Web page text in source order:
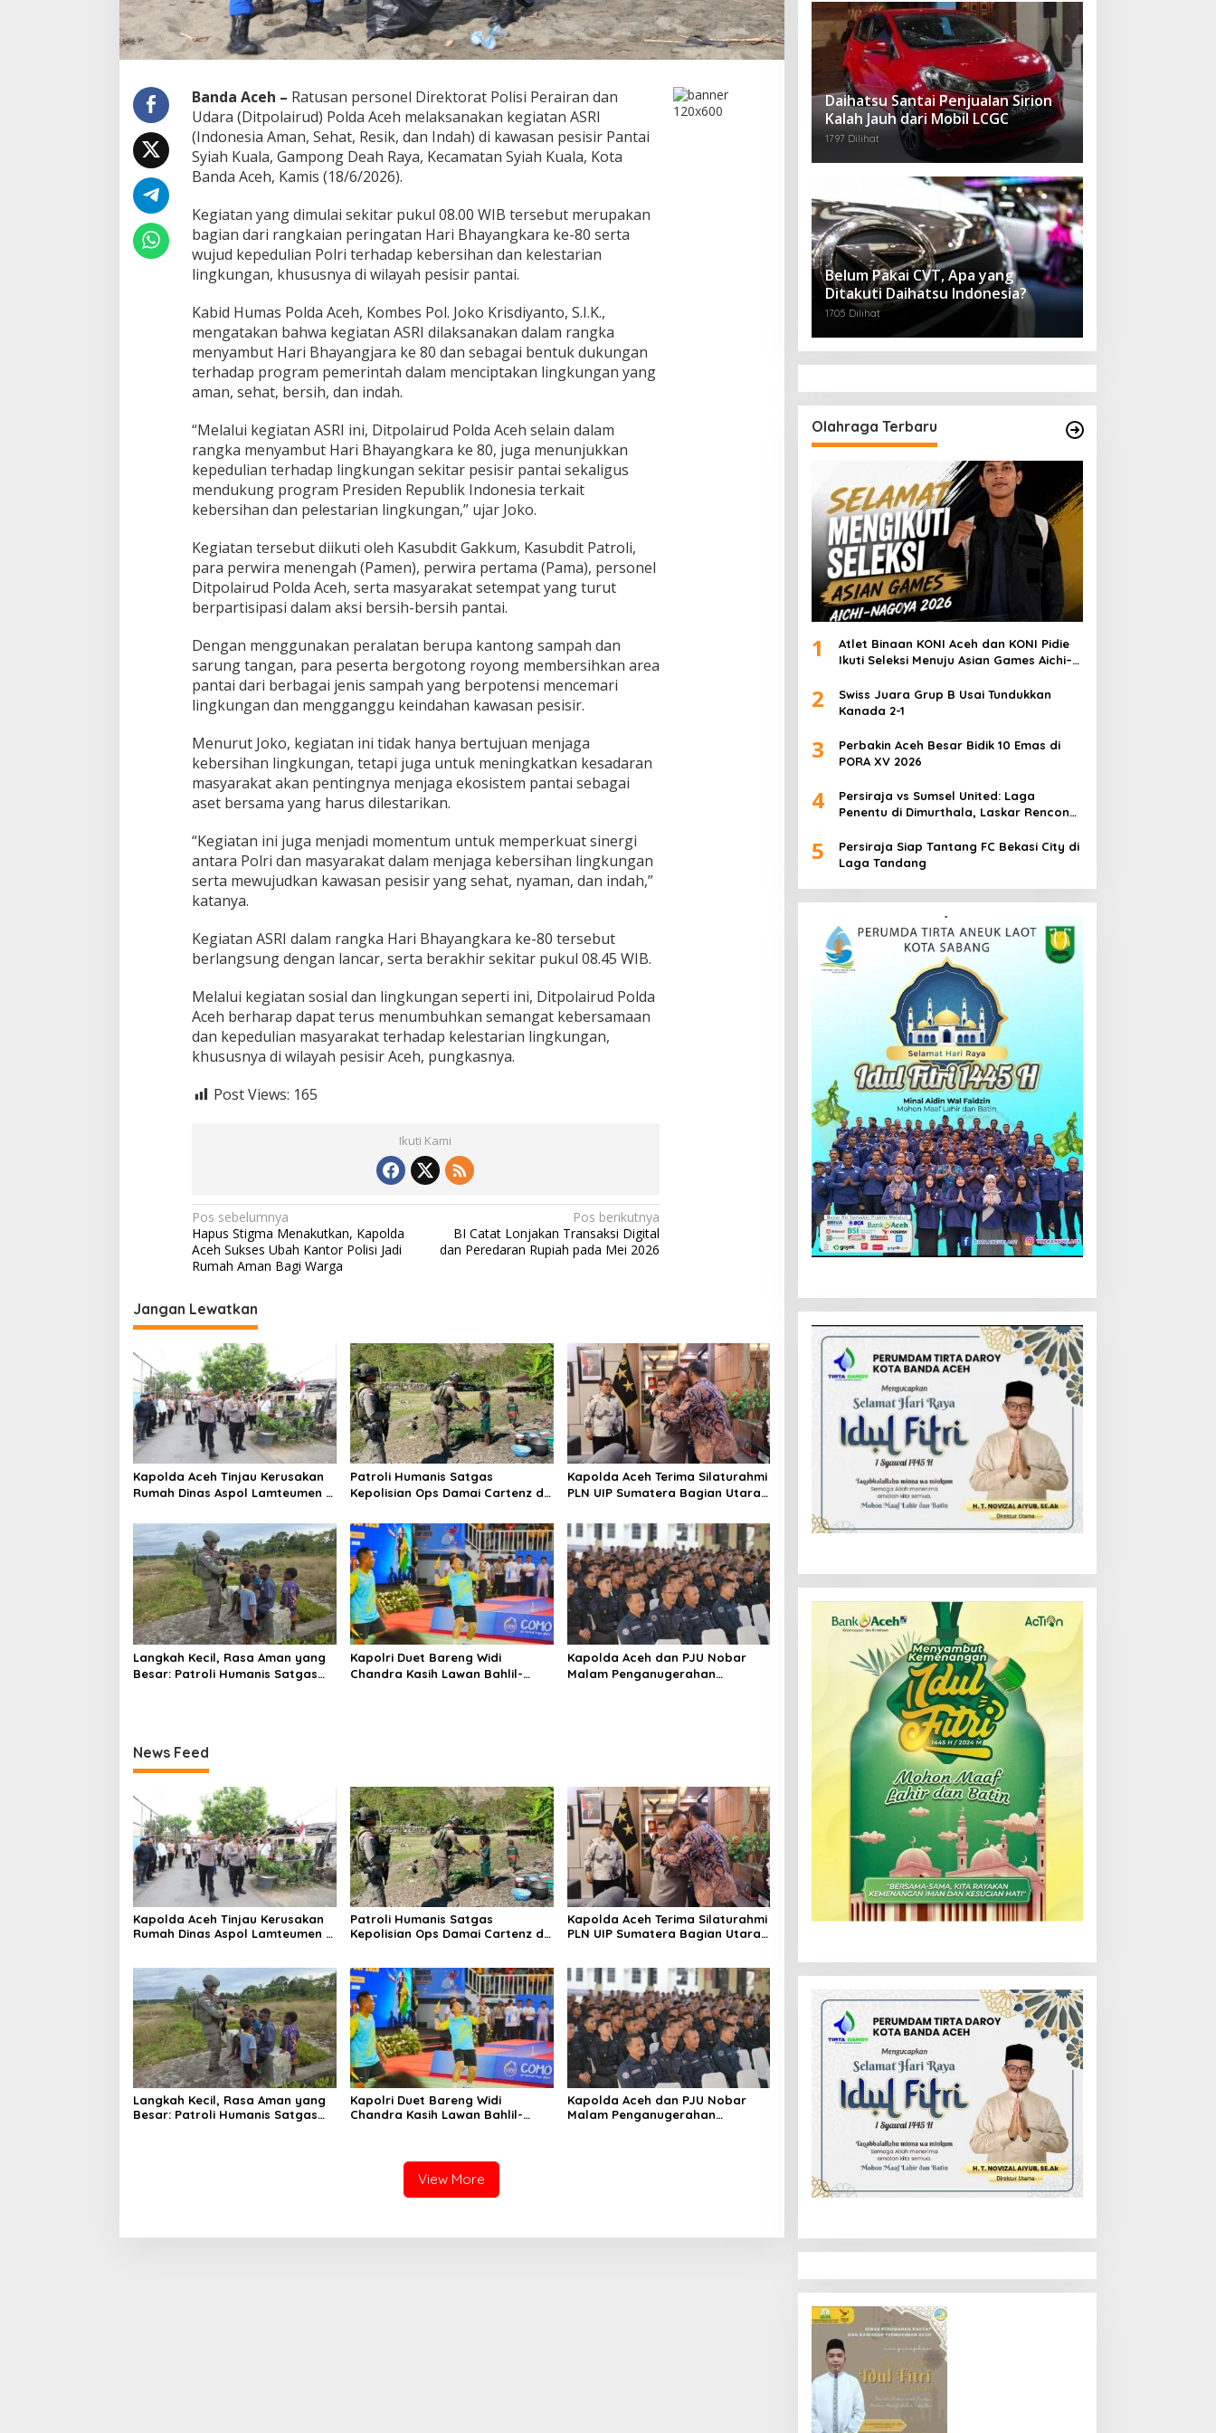
A
c
h
a
k
s
a
n
a
a
n
K
e
g
a
t
a
n
A
S
R
d
i
P
a
n
t
i
S
y
a
K
u
a
a
a
m
b
t
a
r
i
B
y
a
g
k
a
r
a
e
-
Banda Aceh – Ratusan personel Direktorat Polisi Perairan dan
Udara (Ditpolairud) Polda Aceh melaksanakan kegiatan ASRI
(Indonesia Aman, Sehat, Resik, dan Indah) di kawasan pesisir Pantai
Syiah Kuala, Gampong Deah Raya, Kecamatan Syiah Kuala, Kota
Banda Aceh, Kamis (18/6/2026).
Kegiatan yang dimulai sekitar pukul 08.00 WIB tersebut merupakan
bagian dari rangkaian peringatan Hari Bhayangkara ke-80 serta
wujud kepedulian Polri terhadap kebersihan dan kelestarian
lingkungan, khususnya di wilayah pesisir pantai.
Kabid Humas Polda Aceh, Kombes Pol. Joko Krisdiyanto, S.I.K.,
mengatakan bahwa kegiatan ASRI dilaksanakan dalam rangka
menyambut Hari Bhayangjara ke 80 dan sebagai bentuk dukungan
terhadap program pemerintah dalam menciptakan lingkungan yang
aman, sehat, bersih, dan indah.
“Melalui kegiatan ASRI ini, Ditpolairud Polda Aceh selain dalam
rangka menyambut Hari Bhayangkara ke 80, juga menunjukkan
kepedulian terhadap lingkungan sekitar pesisir pantai sekaligus
mendukung program Presiden Republik Indonesia terkait
kebersihan dan pelestarian lingkungan,” ujar Joko.
Kegiatan tersebut diikuti oleh Kasubdit Gakkum, Kasubdit Patroli,
para perwira menengah (Pamen), perwira pertama (Pama), personel
Ditpolairud Polda Aceh, serta masyarakat setempat yang turut
berpartisipasi dalam aksi bersih-bersih pantai.
Dengan menggunakan peralatan berupa kantong sampah dan
sarung tangan, para peserta bergotong royong membersihkan area
pantai dari berbagai jenis sampah yang berpotensi mencemari
lingkungan dan mengganggu keindahan kawasan pesisir.
Menurut Joko, kegiatan ini tidak hanya bertujuan menjaga
kebersihan lingkungan, tetapi juga untuk meningkatkan kesadaran
masyarakat akan pentingnya menjaga ekosistem pantai sebagai
aset bersama yang harus dilestarikan.
“Kegiatan ini juga menjadi momentum untuk memperkuat sinergi
antara Polri dan masyarakat dalam menjaga kebersihan lingkungan
serta mewujudkan kawasan pesisir yang sehat, nyaman, dan indah,”
katanya.
Kegiatan ASRI dalam rangka Hari Bhayangkara ke-80 tersebut
berlangsung dengan lancar, serta berakhir sekitar pukul 08.45 WIB.
Melalui kegiatan sosial dan lingkungan seperti ini, Ditpolairud Polda
Aceh berharap dapat terus menumbuhkan semangat kebersamaan
dan kepedulian masyarakat terhadap kelestarian lingkungan,
khususnya di wilayah pesisir Aceh, pungkasnya.
Post Views: 165
Ikuti Kami
N
a
v
i
g
a
s
i
p
o
s
Pos sebelumnya
Hapus Stigma Menakutkan, Kapolda
Aceh Sukses Ubah Kantor Polisi Jadi
Rumah Aman Bagi Warga
Pos berikutnya
BI Catat Lonjakan Transaksi Digital
dan Peredaran Rupiah pada Mei 2026
Jangan Lewatkan
Kapolda Aceh Tinjau Kerusakan
Rumah Dinas Aspol Lamteumen I
Hujan
Patroli Humanis Satgas
Kepolisian Ops Damai Cartenz di
dengan Masyarakat
Kapolda Aceh Terima Silaturahmi
PLN UIP Sumatera Bagian Utara,
Infrastruktur Ketenagalistrikan
Langkah Kecil, Rasa Aman yang
Besar: Patroli Humanis Satgas
Kapolri Duet Bareng Widi
Chandra Kasih Lawan Bahlil-
Kapolda Aceh dan PJU Nobar
Malam Penganugerahan
News Feed
Kapolda Aceh Tinjau Kerusakan
Rumah Dinas Aspol Lamteumen I
Patroli Humanis Satgas
Kepolisian Ops Damai Cartenz di
Kapolda Aceh Terima Silaturahmi
PLN UIP Sumatera Bagian Utara,
Langkah Kecil, Rasa Aman yang
Besar: Patroli Humanis Satgas
Kapolri Duet Bareng Widi
Chandra Kasih Lawan Bahlil-
Kapolda Aceh dan PJU Nobar
Malam Penganugerahan
View More
Daihatsu Santai Penjualan Sirion
Kalah Jauh dari Mobil LCGC
1797 Dilihat
Belum Pakai CVT, Apa yang
Ditakuti Daihatsu Indonesia?
1705 Dilihat
Olahraga Terbaru
1
Atlet Binaan KONI Aceh dan KONI Pidie
Ikuti Seleksi Menuju Asian Games Aichi–
2
Swiss Juara Grup B Usai Tundukkan
Kanada 2-1
3
Perbakin Aceh Besar Bidik 10 Emas di
PORA XV 2026
4
Persiraja vs Sumsel United: Laga
Penentu di Dimurthala, Laskar Rencong
5
Persiraja Siap Tantang FC Bekasi City di
Laga Tandang